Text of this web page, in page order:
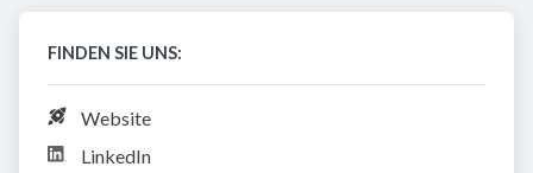
FINDEN SIE UNS:
Website
LinkedIn